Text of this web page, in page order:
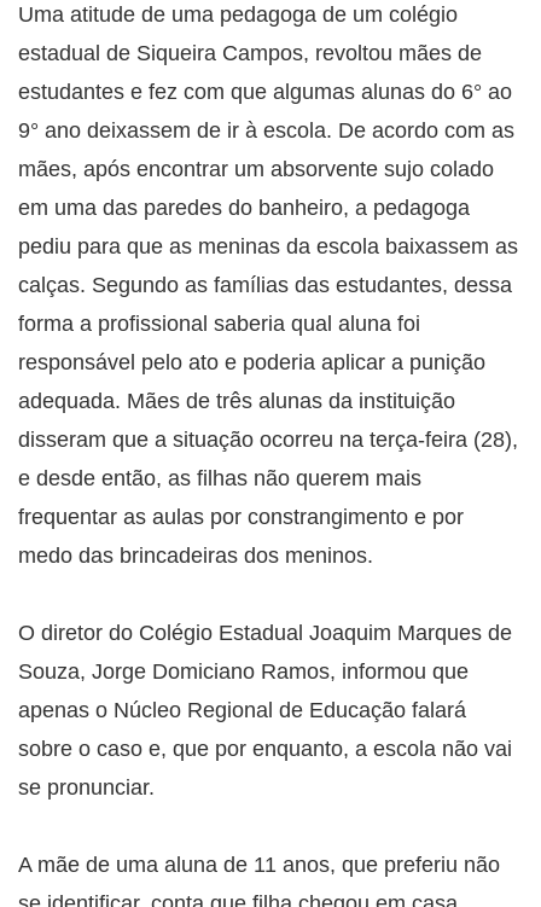
Uma atitude de uma pedagoga de um colégio
estadual de Siqueira Campos, revoltou mães de
estudantes e fez com que algumas alunas do 6° ao
9° ano deixassem de ir à escola. De acordo com as
mães, após encontrar um absorvente sujo colado
em uma das paredes do banheiro, a pedagoga
pediu para que as meninas da escola baixassem as
calças. Segundo as famílias das estudantes, dessa
forma a profissional saberia qual aluna foi
responsável pelo ato e poderia aplicar a punição
adequada. Mães de três alunas da instituição
disseram que a situação ocorreu na terça-feira (28),
e desde então, as filhas não querem mais
frequentar as aulas por constrangimento e por
medo das brincadeiras dos meninos.
O diretor do Colégio Estadual Joaquim Marques de
Souza, Jorge Domiciano Ramos, informou que
apenas o Núcleo Regional de Educação falará
sobre o caso e, que por enquanto, a escola não vai
se pronunciar.
A mãe de uma aluna de 11 anos, que preferiu não